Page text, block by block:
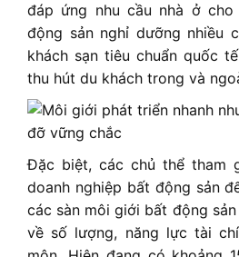
đáp ứng nhu cầu nhà ở
động sản nghỉ dưỡng nhiều
khách sạn tiêu chuẩn quốc
thu hút du khách trong và
Đặc biệt, các chủ thể tham
doanh nghiệp bất động sản
các sàn môi giới bất động
về số lượng, năng lực tài